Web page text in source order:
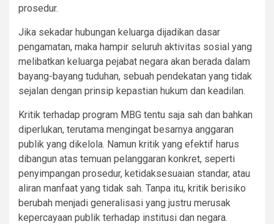
prosedur.
Jika sekadar hubungan keluarga dijadikan dasar
pengamatan, maka hampir seluruh aktivitas sosial yang
melibatkan keluarga pejabat negara akan berada dalam
bayang-bayang tuduhan, sebuah pendekatan yang tidak
sejalan dengan prinsip kepastian hukum dan keadilan.
Kritik terhadap program MBG tentu saja sah dan bahkan
diperlukan, terutama mengingat besarnya anggaran
publik yang dikelola. Namun kritik yang efektif harus
dibangun atas temuan pelanggaran konkret, seperti
penyimpangan prosedur, ketidaksesuaian standar, atau
aliran manfaat yang tidak sah. Tanpa itu, kritik berisiko
berubah menjadi generalisasi yang justru merusak
kepercayaan publik terhadap institusi dan negara.